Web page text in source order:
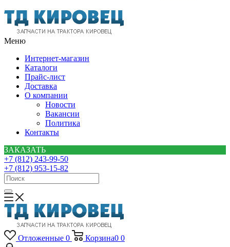
Меню
Интернет-магазин
Каталоги
Прайс-лист
Доставка
О компании
Новости
Вакансии
Политика
Контакты
ЗАКАЗАТЬ
+7 (812) 243-99-50
+7 (812) 953-15-82
Отложенные 0 Корзина0 0